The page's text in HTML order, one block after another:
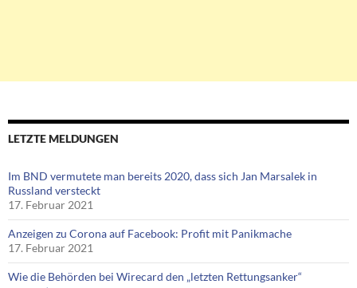
LETZTE MELDUNGEN
Im BND vermutete man bereits 2020, dass sich Jan Marsalek in
Russland versteckt
17. Februar 2021
Anzeigen zu Corona auf Facebook: Profit mit Panikmache
17. Februar 2021
Wie die Behörden bei Wirecard den „letzten Rettungsanker“